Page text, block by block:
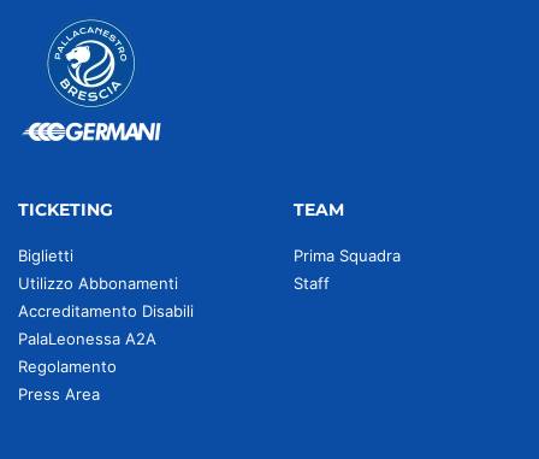
TICKETING
Biglietti
Utilizzo Abbonamenti
Accreditamento Disabili
PalaLeonessa A2A
Regolamento
Press Area
TEAM
Prima Squadra
Staff